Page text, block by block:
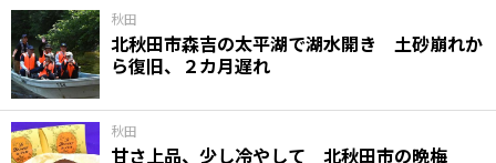
秋田
北秋田市森吉の太平湖で湖水開き 土砂崩れか
ら復旧、２カ月遅れ
秋田
甘さ上品、少し冷やして 北秋田市の晩梅